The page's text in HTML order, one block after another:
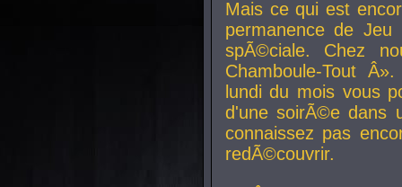
Mais ce qui est
permanence de
spÃ©ciale. Chez
Chamboule-Tout
lundi du mois vous
d'une soirÃ©e dans
connaissez pas
redÃ©couvrir.